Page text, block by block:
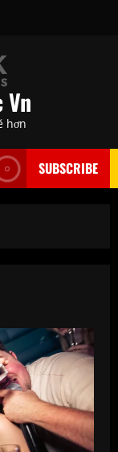
Vn
hơn
SUBSCRIBE